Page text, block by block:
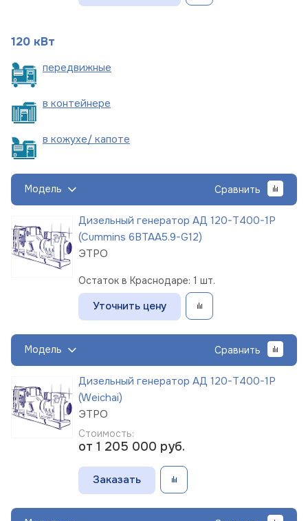
120 кВт
передвижные
в контейнере
в кожухе/ капоте
Модель Сравнить
Дизельный генератор АД 120-Т400-1Р
(Cummins 6BTAA5.9-G12)
ЭТРО
Остаток в Краснодаре: 1 шт.
Уточнить цену
Модель Сравнить
Дизельный генератор АД 120-Т400-1Р
(Weichai)
ЭТРО
Стоимость:
от 1 205 000 руб.
Заказать